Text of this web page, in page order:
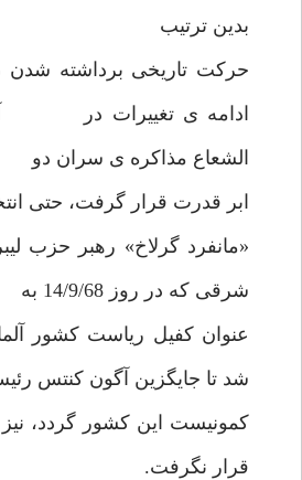
بدین ترتیب
حرکت تاریخی برداشته شدن
ادامه ی تغییرات در
الشعاع مذاکره ی سران دو
ابر قدرت قرار گرفت، حتی
«مانفرد گرلاخ» رهبر حزب
شرقی که در روز 14/9/68 به
عنوان کفیل ریاست کشور
شد تا جایگزین آگون کنتس
کمونیست این کشور گردد،
قرار نگرفت.